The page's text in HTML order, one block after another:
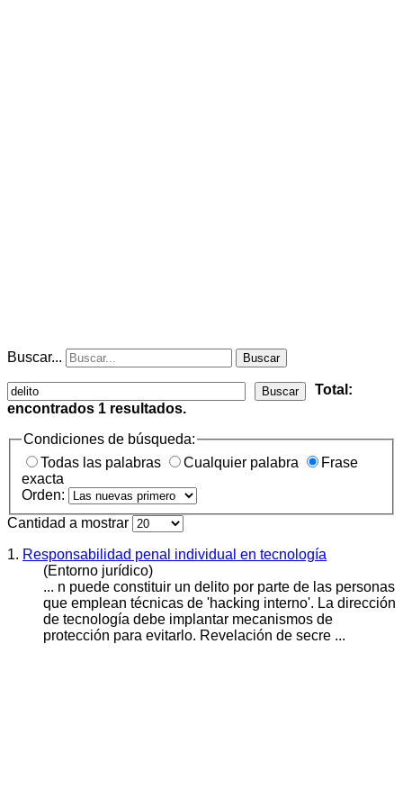
Buscar... Buscar
Buscar
Total:
encontrados 1 resultados.
Condiciones de búsqueda:
Todas las palabras
Cualquier palabra
Frase
exacta
Orden:
Cantidad a mostrar
1. Responsabilidad penal individual en tecnología
(Entorno jurídico)
... n puede constituir un delito por parte de las personas
que emplean técnicas de 'hacking interno'. La dirección
de tecnología debe implantar mecanismos de
protección para evitarlo. Revelación de secre ...